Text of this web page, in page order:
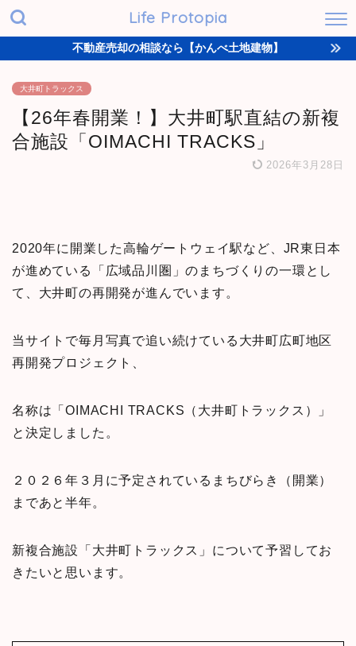
Life Protopia
不動産売却の相談なら【かんべ土地建物】
大井町トラックス
【26年春開業！】大井町駅直結の新複
合施設「OIMACHI TRACKS」
2026年3月28日
2020年に開業した高輪ゲートウェイ駅など、JR東日本
が進めている「広域品川圏」のまちづくりの一環とし
て、大井町の再開発が進んでいます。
当サイトで毎月写真で追い続けている大井町広町地区
再開発プロジェクト、
名称は「OIMACHI TRACKS（大井町トラックス）」
と決定しました。
２０２６年３月に予定されているまちびらき（開業）
まであと半年。
新複合施設「大井町トラックス」について予習してお
きたいと思います。